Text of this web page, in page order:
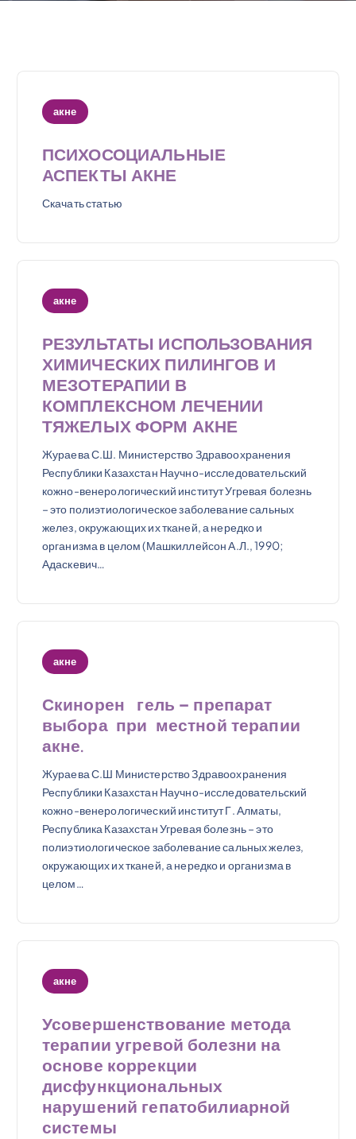
акне
ПСИХОСОЦИАЛЬНЫЕ
АСПЕКТЫ АКНЕ
Скачать статью
акне
РЕЗУЛЬТАТЫ ИСПОЛЬЗОВАНИЯ
ХИМИЧЕСКИХ ПИЛИНГОВ И
МЕЗОТЕРАПИИ В
КОМПЛЕКСНОМ ЛЕЧЕНИИ
ТЯЖЕЛЫХ ФОРМ АКНЕ
Жураева С.Ш. Министерство Здравоохранения
Республики Казахстан Научно-исследовательский
кожно-венерологический институт Угревая болезнь
– это полиэтиологическое заболевание сальных
желез, окружающих их тканей, а нередко и
организма в целом (Машкиллейсон А.Л., 1990;
Адаскевич…
акне
Скинорен гель – препарат
выбора при местной терапии
акне.
Жураева С.Ш Министерство Здравоохранения
Республики Казахстан Научно-исследовательский
кожно-венерологический институт Г. Алматы,
Республика Казахстан Угревая болезнь – это
полиэтиологическое заболевание сальных желез,
окружающих их тканей, а нередко и организма в
целом…
акне
Усовершенствование метода
терапии угревой болезни на
основе коррекции
дисфункциональных
нарушений гепатобилиарной
системы